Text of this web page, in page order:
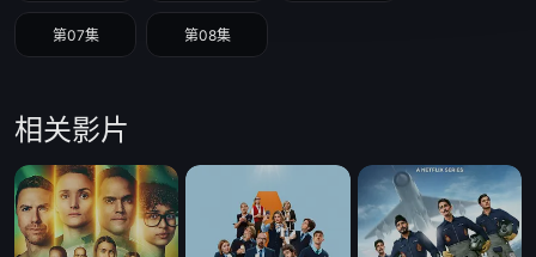
第07集 第08集
相关影片